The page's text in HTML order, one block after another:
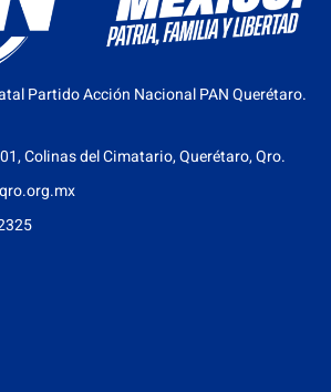
Partido Acción Nacional PAN Querétaro.
Colinas del Cimatario, Querétaro, Qro.